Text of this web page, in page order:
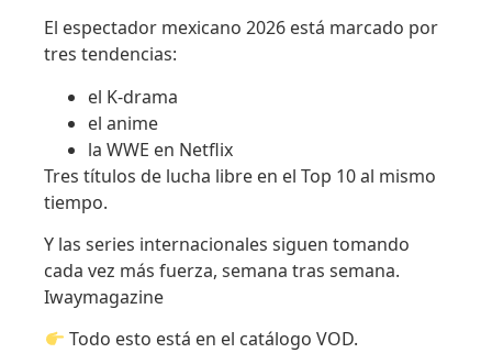
El espectador mexicano 2026 está marcado por
tres tendencias:
el K-drama
el anime
la WWE en Netflix
Tres títulos de lucha libre en el Top 10 al mismo
tiempo.
Y las series internacionales siguen tomando
cada vez más fuerza, semana tras semana.
Iwaymagazine
Todo esto está en el catálogo VOD.